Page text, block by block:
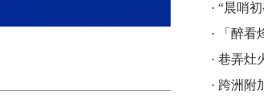
· “晨哨
·
「醉
· 巷弄灶
· 跨洲附加